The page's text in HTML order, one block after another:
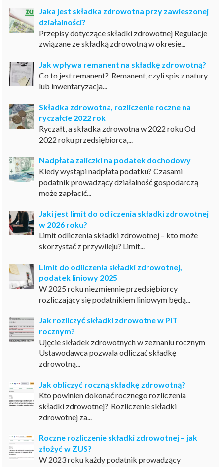
Jaka jest składka zdrowotna przy zawieszonej
działalności?
Przepisy dotyczące składki zdrowotnej Regulacje
związane ze składką zdrowotną w okresie...
Jak wpływa remanent na składkę zdrowotną?
Co to jest remanent? Remanent, czyli spis z natury
lub inwentaryzacja...
Składka zdrowotna, rozliczenie roczne na
ryczałcie 2022 rok
Ryczałt, a składka zdrowotna w 2022 roku Od
2022 roku przedsiębiorca,...
Nadpłata zaliczki na podatek dochodowy
Kiedy wystąpi nadpłata podatku? Czasami
podatnik prowadzący działalność gospodarczą
może zapłacić...
Jaki jest limit do odliczenia składki zdrowotnej
w 2026 roku?
Limit odliczenia składki zdrowotnej – kto może
skorzystać z przywileju? Limit...
Limit do odliczenia składki zdrowotnej,
podatek liniowy 2025
W 2025 roku niezmiennie przedsiębiorcy
rozliczający się podatnikiem liniowym będą...
Jak rozliczyć składki zdrowotne w PIT
rocznym?
Ujęcie składek zdrowotnych w zeznaniu rocznym
Ustawodawca pozwala odliczać składkę
zdrowotną...
Jak obliczyć roczną składkę zdrowotną?
Kto powinien dokonać rocznego rozliczenia
składki zdrowotnej? Rozliczenie składki
zdrowotnej za...
Roczne rozliczenie składki zdrowotnej – jak
złożyć w ZUS?
W 2023 roku każdy podatnik prowadzący